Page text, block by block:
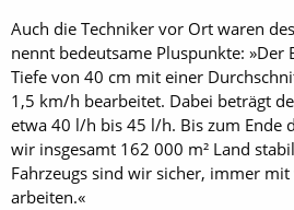
Auch die Techniker vor Ort waren
nennt bedeutsame Pluspunkte:
Tiefe von 40 cm mit einer
1,5 km/h bearbeitet. Dabei beträgt
etwa 40 l/h bis 45 l/h. Bis zum Ende
wir insgesamt 162 000 m² Land
Fahrzeugs sind wir sicher, immer
arbeiten.«